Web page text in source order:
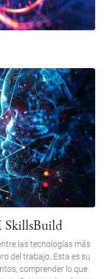
SkillsBuild
las tecnologías más
del trabajo. Esta es su
comprender lo que